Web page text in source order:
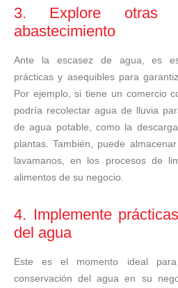
3. Explore otras
abastecimiento
Ante la escasez de agua, es
prácticas y asequibles para
Por ejemplo, si tiene un comercio
podría recolectar agua de lluvia
de agua potable, como la
plantas. También, puede
lavamanos, en los procesos de
alimentos de su negocio.
4. Implemente
del agua
Este es el momento ideal
conservación del agua en su